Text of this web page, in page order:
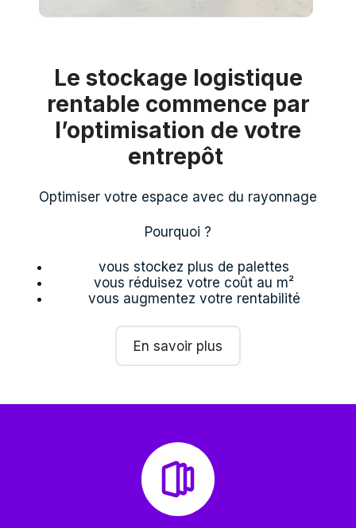
Le stockage logistique
rentable commence par
l’optimisation de votre
entrepôt
Optimiser votre espace avec du rayonnage
Pourquoi ?
vous stockez plus de palettes
vous réduisez votre coût au m²
vous augmentez votre rentabilité
En savoir plus